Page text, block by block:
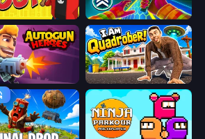
Surf GO Parkour
Heroes I Am Quadrober!